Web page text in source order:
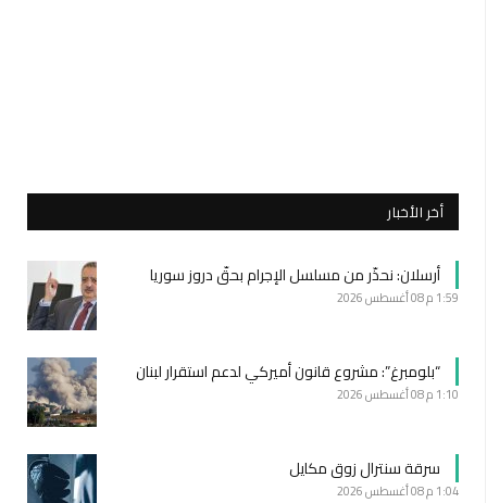
أخر الأخبار
أرسلان: نحذّر من مسلسل الإجرام بحقّ دروز سوريا
1:59 م 08 أغسطس 2026
“بلومبرغ”: مشروع قانون أميركي لدعم استقرار لبنان
1:10 م 08 أغسطس 2026
سرقة سنترال زوق مكايل
1:04 م 08 أغسطس 2026